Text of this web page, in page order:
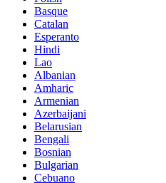
Basque
Catalan
Esperanto
Hindi
Lao
Albanian
Amharic
Armenian
Azerbaijani
Belarusian
Bengali
Bosnian
Bulgarian
Cebuano